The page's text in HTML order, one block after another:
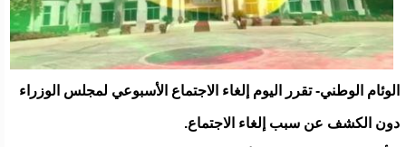
الوئام الوطني- تقرر اليوم إلغاء الاجتماع الأسبوعي لمجلس الوزراء
دون الكشف عن سبب إلغاء الاجتماع.